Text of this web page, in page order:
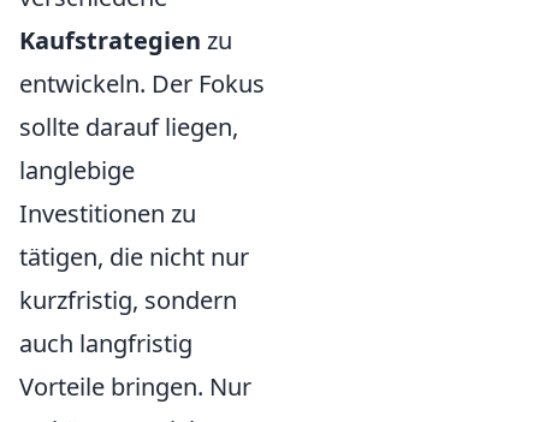
Kaufstrategien zu
entwickeln. Der Fokus
sollte darauf liegen,
langlebige
Investitionen zu
tätigen, die nicht nur
kurzfristig, sondern
auch langfristig
Vorteile bringen. Nur